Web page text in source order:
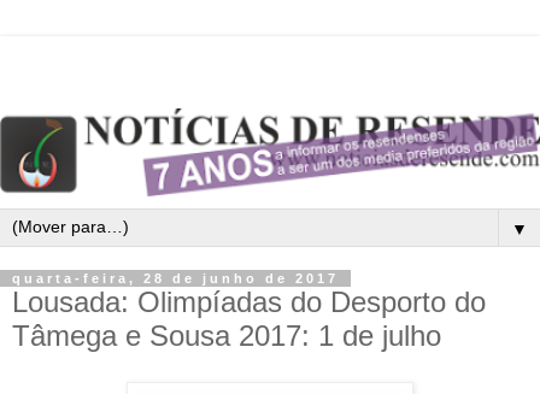
▼
quarta-feira, 28 de junho de 2017
Lousada: Olimpíadas do Desporto do
Tâmega e Sousa 2017: 1 de julho